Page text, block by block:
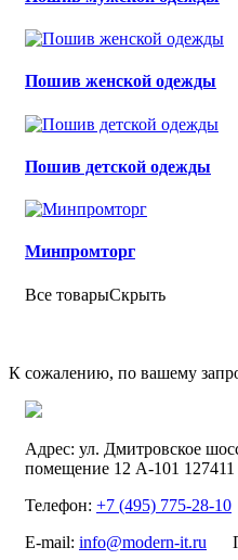
Пошив женской одежды
Пошив детской одежды
Минпромторг
Все товарыСкрыть
К сожалению, по вашему
Адрес: ул. Дмитровское
помещение 12 А-101 127411
Телефон: +7 (495) 775-28-10
E-mail: info@modern-it.ru